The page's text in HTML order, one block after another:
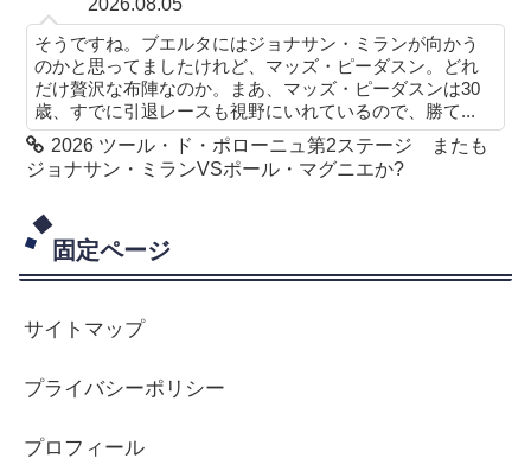
2026.08.05
そうですね。ブエルタにはジョナサン・ミランが向かう
のかと思ってましたけれど、マッズ・ピーダスン。どれ
だけ贅沢な布陣なのか。まあ、マッズ・ピーダスンは30
歳、すでに引退レースも視野にいれているので、勝て...
2026 ツール・ド・ポローニュ第2ステージ またも
ジョナサン・ミランVSポール・マグニエか?
固定ページ
サイトマップ
プライバシーポリシー
プロフィール